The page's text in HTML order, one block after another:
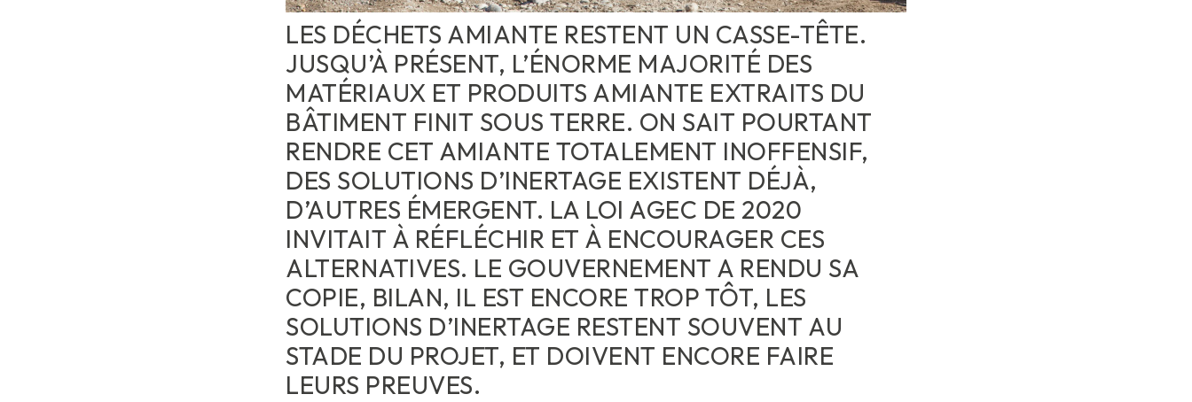
LES DÉCHETS AMIANTE RESTENT UN CASSE-TÊTE.
JUSQU’À PRÉSENT, L’ÉNORME MAJORITÉ DES
MATÉRIAUX ET PRODUITS AMIANTE EXTRAITS DU
BÂTIMENT FINIT SOUS TERRE. ON SAIT POURTANT
RENDRE CET AMIANTE TOTALEMENT INOFFENSIF,
DES SOLUTIONS D’INERTAGE EXISTENT DÉJÀ,
D’AUTRES ÉMERGENT. LA LOI AGEC DE 2020
INVITAIT À RÉFLÉCHIR ET À ENCOURAGER CES
ALTERNATIVES. LE GOUVERNEMENT A RENDU SA
COPIE, BILAN, IL EST ENCORE TROP TÔT, LES
SOLUTIONS D’INERTAGE RESTENT SOUVENT AU
STADE DU PROJET, ET DOIVENT ENCORE FAIRE
LEURS PREUVES.